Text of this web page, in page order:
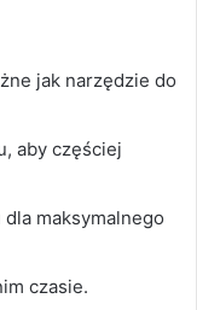
jak narzędzie do
aby częściej
maksymalnego
czasie.